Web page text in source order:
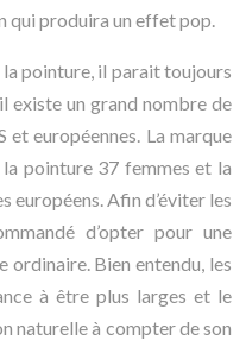
qui produira un effet pop.
la pointure, il parait toujours
existe un grand nombre de
européennes. La marque
pointure 37 femmes et la
européens. Afin d’éviter les
d’opter pour une
ordinaire. Bien entendu, les
à être plus larges et le
naturelle à compter de son